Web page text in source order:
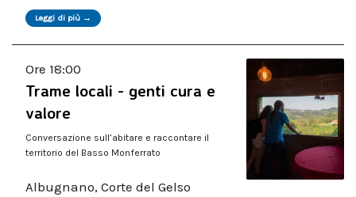
Leggi di più →
Ore 18:00
Trame locali - genti cura e
valore
Conversazione sull’abitare e raccontare il
territorio del Basso Monferrato
Albugnano, Corte del Gelso